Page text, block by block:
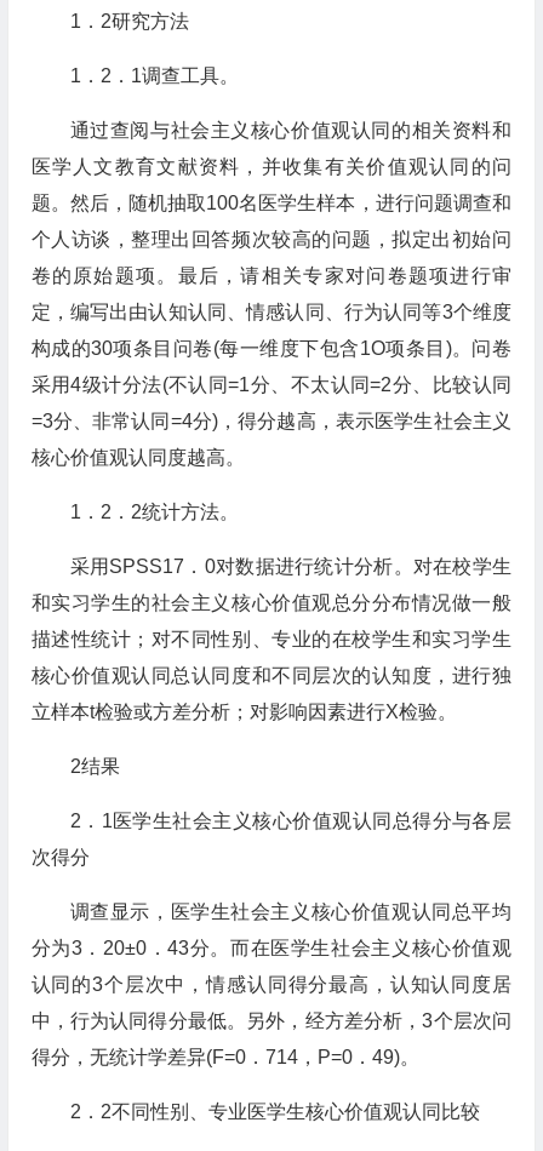
1．2研究方法
1．2．1调查工具。
通过查阅与社会主义核心价值观认同的相关资料和
医学人文教育文献资料，并收集有关价值观认同的问
题。然后，随机抽取100名医学生样本，进行问题调查和
个人访谈，整理出回答频次较高的问题，拟定出初始问
卷的原始题项。最后，请相关专家对问卷题项进行审
定，编写出由认知认同、情感认同、行为认同等3个维度
构成的30项条目问卷(每一维度下包含1O项条目)。问卷
采用4级计分法(不认同=1分、不太认同=2分、比较认同
=3分、非常认同=4分)，得分越高，表示医学生社会主义
核心价值观认同度越高。
1．2．2统计方法。
采用SPSS17．0对数据进行统计分析。对在校学生
和实习学生的社会主义核心价值观总分分布情况做一般
描述性统计；对不同性别、专业的在校学生和实习学生
核心价值观认同总认同度和不同层次的认知度，进行独
立样本t检验或方差分析；对影响因素进行X检验。
2结果
2．1医学生社会主义核心价值观认同总得分与各层
次得分
调查显示，医学生社会主义核心价值观认同总平均
分为3．20±0．43分。而在医学生社会主义核心价值观
认同的3个层次中，情感认同得分最高，认知认同度居
中，行为认同得分最低。另外，经方差分析，3个层次问
得分，无统计学差异(F=0．714，P=0．49)。
2．2不同性别、专业医学生核心价值观认同比较